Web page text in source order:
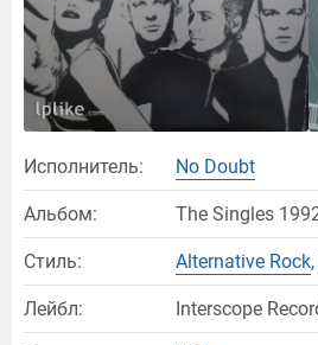
Исполнитель: No Doubt
Альбом: The Singles
Стиль: Alternative Rock,
Лейбл: Interscope